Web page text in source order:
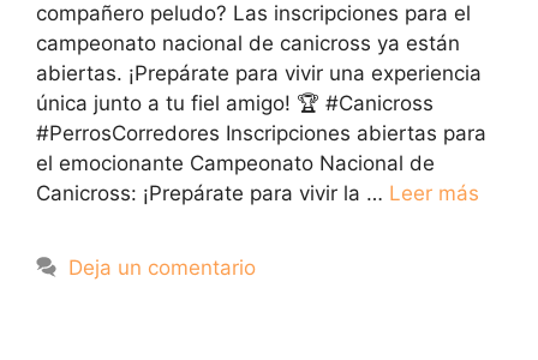
compañero peludo? Las inscripciones para el
campeonato nacional de canicross ya están
abiertas. ¡Prepárate para vivir una experiencia
única junto a tu fiel amigo! 🏆 #Canicross
#PerrosCorredores Inscripciones abiertas para
el emocionante Campeonato Nacional de
Canicross: ¡Prepárate para vivir la … Leer más
Deja un comentario